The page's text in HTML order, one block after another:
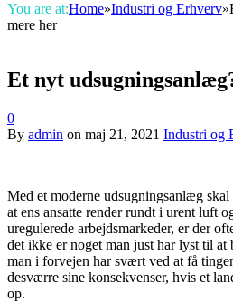
You are at:Home»Industri og Erhverv»
mere her
Et nyt
0
By admin on maj 21, 2021 Industri og
Med et moderne udsugningsanlæg
at ens ansatte render rundt i urent luft
uregulerede arbejdsmarkeder, er der
det ikke er noget man just har lyst til at
man i forvejen har svært ved at få
desværre sine konsekvenser, hvis et
op.